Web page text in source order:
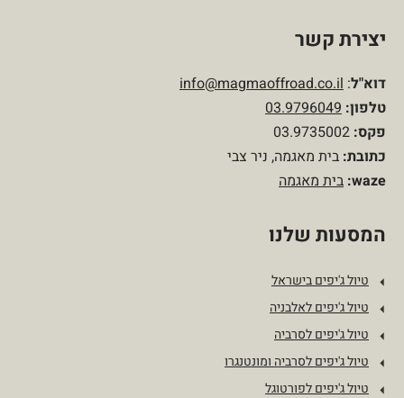
יצירת קשר
דוא"ל:
info@magmaoffroad.co.il
טלפון:
03.9796049
פקס:
כתובת: בית מאגמה, ניר צבי
waze: בית מאגמה
המסעות שלנו
טיול ג'יפים בישראל
טיול ג'יפים לאלבניה
טיול ג'יפים לסרביה
טיול ג'יפים לסרביה ומונטנגרו
טיול ג'יפים לפורטוגל